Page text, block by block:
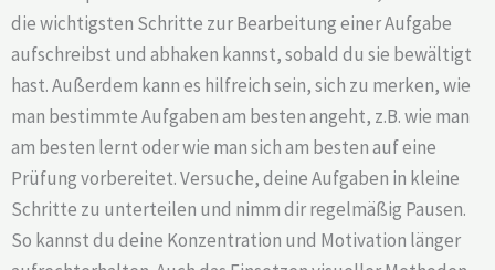
die wichtigsten Schritte zur Bearbeitung einer Aufgabe
aufschreibst und abhaken kannst, sobald du sie bewältigt
hast. Außerdem kann es hilfreich sein, sich zu merken, wie
man bestimmte Aufgaben am besten angeht, z.B. wie man
am besten lernt oder wie man sich am besten auf eine
Prüfung vorbereitet. Versuche, deine Aufgaben in kleine
Schritte zu unterteilen und nimm dir regelmäßig Pausen.
So kannst du deine Konzentration und Motivation länger